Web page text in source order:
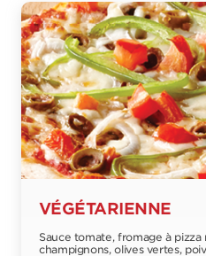
VÉGÉTARIENNE
Sauce tomate, fromage à pizza
champignons, olives vertes,